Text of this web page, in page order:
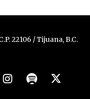
22106 / Tijuana, B.C.